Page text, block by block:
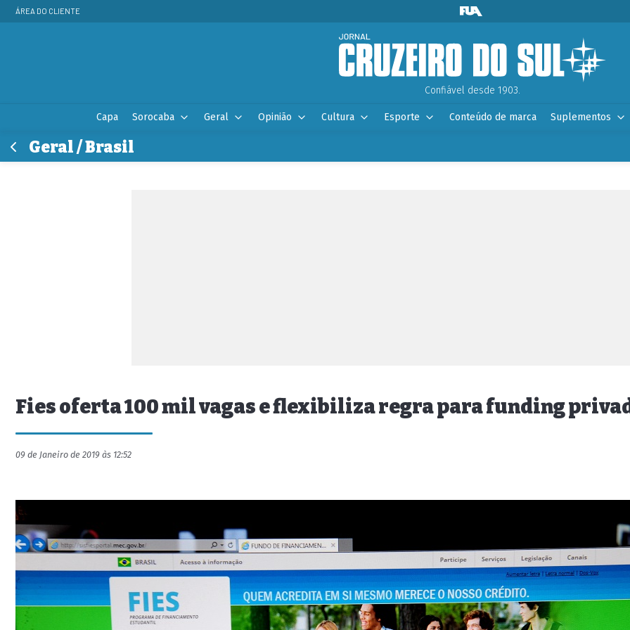
ÁREA DO CLIENTE
Confiável desde 1903.
Capa Sorocaba Geral Opinião Cultura Esporte Conteúdo de marca Suplementos
Geral / Brasil
Fies oferta 100 mil vagas e flexibiliza regra para funding
09 de Janeiro de 2019 às 12:52